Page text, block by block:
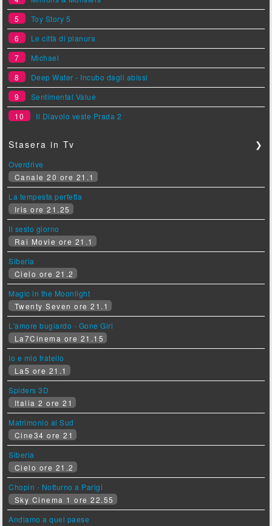
5
Toy Story 5
6
Le città di pianura
7
Michael
8
Deep Water - Incubo dagli abissi
9
Sentimental Value
10
Il Diavolo veste Prada 2
Stasera in Tv ❯
Overdrive
Canale 20 ore 21.1
La tempesta perfetta
Iris ore 21.25
Il sesto giorno
Rai Movie ore 21.1
Siberia
Cielo ore 21.2
Magic in the Moonlight
Twenty Seven ore 21.1
L'amore bugiardo - Gone Girl
La7Cinema ore 21.15
Io e mio fratello
La5 ore 21.1
Spiders 3D
Italia 2 ore 21
Matrimonio al Sud
Cine34 ore 21
Siberia
Cielo ore 21.2
Chopin - Notturno a Parigi
Sky Cinema 1 ore 22.55
Andiamo a quel paese